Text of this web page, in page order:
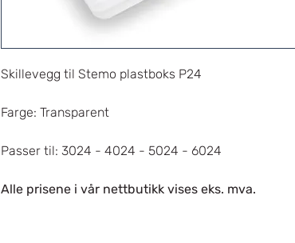
Skillevegg til Stemo plastboks P24
Farge: Transparent
Passer til: 3024 - 4024 - 5024 - 6024
Alle prisene i vår nettbutikk vises eks. mva.